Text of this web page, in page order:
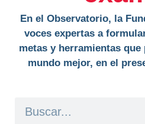
En el Observatorio, la
voces expertas a
metas y herramientas
mundo mejor, en el